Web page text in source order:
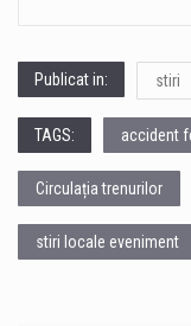
Publicat in: stiri
TAGS: accident
Circulația trenurilor
stiri locale eveniment